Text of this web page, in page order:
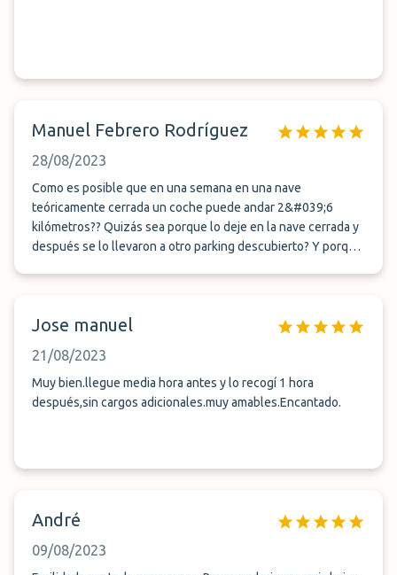
Manuel Febrero Rodríguez
28/08/2023
Como es posible que en una semana en una nave
teóricamente cerrada un coche puede andar 2&#039;6
kilómetros?? Quizás sea porque lo deje en la nave cerrada y
después se lo llevaron a otro parking descubierto? Y porque
Jose manuel
21/08/2023
Muy bien.llegue media hora antes y lo recogí 1 hora
después,sin cargos adicionales.muy amables.Encantado.
André
09/08/2023